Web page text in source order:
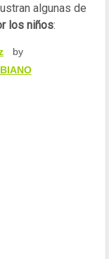
algunas de
los niños:
by